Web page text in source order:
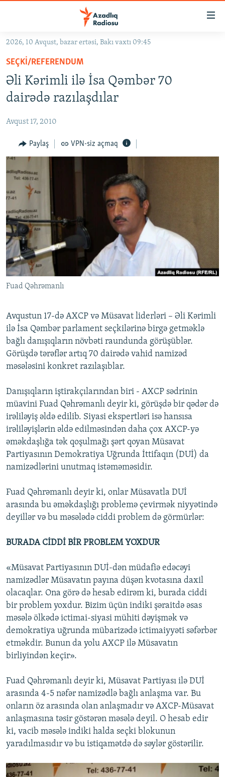
Əsas
qayıt
Əsas
naviqasiyaya
qayıt
GÜNDƏM
#İZAHLA
KORRUPSIOMETR
FƏRQƏ BAX
QANUNI DOĞRU
ARAŞDIRMA
MULTIMEDIA
VIDEO
FOTOQALEREYA
İNFOQRAFIKA
KARIKATURA
RADIO ARXIV
OXU ZALI
AZƏRBAYCAN ƏDƏBIYYATI KITABXANASI
İSLAM VƏ DEMOKRATIYA
İZ - MƏDƏNIYYƏT PROQRAMI
HAQQIMIZDA
MISSIYAMIZ
PEŞƏ ETIKASI VƏ JURNALISTIKA STANDARTLARIMIZ
MATERIALLARIMIZDAN ISTIFADƏ
AZADLIQRADIOSU MOBIL TELEFONUNUZDA
XƏBƏR BÜLLETENLƏRIMIZ
BIZI IZLƏ
RFE/RL-in bütün saytları
2026, 10 Avqust, bazar ertəsi, Bakı vaxtı 09:45
SEÇKI/REFERENDUM
Əli Kərimli ilə İsa Qəmbər 70
dairədə razılaşdılar
Avqust 17, 2010
Paylaş VPN-siz açmaq
Fuad Qəhrəmanlı
Avqustun 17-də AXCP və Müsavat liderləri – Əli Kərimli
ilə İsa Qəmbər parlament seçkilərinə birgə getməklə
bağlı danışıqların növbəti raundunda görüşüblər.
Görüşdə tərəflər artıq 70 dairədə vahid namizəd
məsələsini konkret razılaşıblar.
Danışıqların iştirakçılarından biri - AXCP sədrinin
müavini Fuad Qəhrəmanlı deyir ki, görüşdə bir qədər də
irəliləyiş əldə edilib. Siyasi ekspertləri isə hansısa
irəliləyişlərin əldə edilməsindən daha çox AXCP-yə
əməkdaşlığa tək qoşulmağı şərt qoyan Müsavat
Partiyasının Demokratiya Uğrunda İttifaqın (DUİ) da
namizədlərini unutmaq istəməməsidir.
Fuad Qəhrəmanlı deyir ki, onlar Müsavatla DUİ
arasında bu əməkdaşlığı problemə çevirmək niyyətində
deyillər və bu məsələdə ciddi problem də görmürlər:
BURADA CİDDİ BİR PROBLEM YOXDUR
«Müsavat Partiyasının DUİ-dən müdafiə edəcəyi
namizədlər Müsavatın payına düşən kvotasına daxil
olacaqlar. Ona görə də hesab edirəm ki, burada ciddi
bir problem yoxdur. Bizim üçün indiki şəraitdə əsas
məsələ ölkədə ictimai-siyasi mühiti dəyişmək və
demokratiya uğrunda mübarizədə ictimaiyyəti səfərbər
etməkdir. Bunun da yolu AXCP ilə Müsavatın
birliyindən keçir».
Fuad Qəhrəmanlı deyir ki, Müsavat Partiyası ilə DUİ
arasında 4-5 nəfər namizədlə bağlı anlaşma var. Bu
onların öz arasında olan anlaşmadır və AXCP-Müsavat
anlaşmasına təsir göstərən məsələ deyil. O hesab edir
ki, vacib məsələ indiki halda seçki blokunun
yaradılmasıdır və bu istiqamətdə də səylər göstərilir.